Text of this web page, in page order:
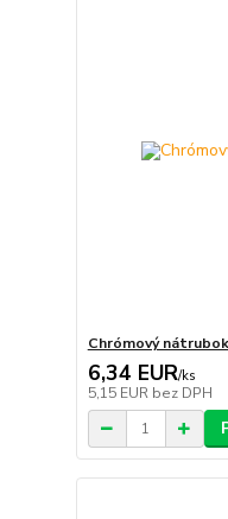
Chrómový
6,34 EUR/ks
5,15 EUR bez DPH